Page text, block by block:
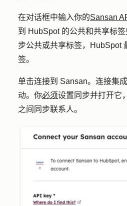
在对话框中输入你的Sansan
到 HubSpot 的公共和共享标签
步公共或共享标签，HubSpot
签。
单击连接到 Sansan。连接集
动。你必须设置同步并打开它
之间同步联系人。